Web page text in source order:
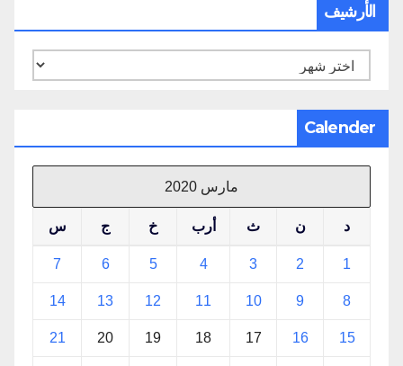
الأرشيف
الأرشيف
Calender
مارس 2020
د ن ث أرب خ ج س
1
2
3
4
5
6
7
8
9
10
11
12
13
14
15
16
17
18
19
20
21